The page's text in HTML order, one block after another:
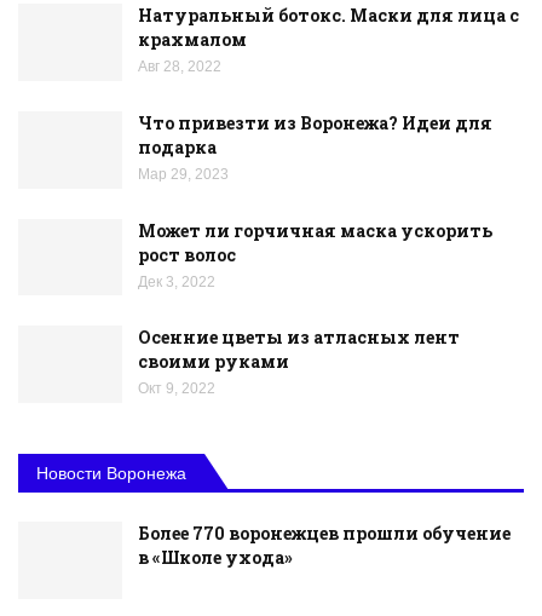
Натуральный ботокс. Маски для лица с
крахмалом
Авг 28, 2022
Что привезти из Воронежа? Идеи для
подарка
Мар 29, 2023
Может ли горчичная маска ускорить
рост волос
Дек 3, 2022
Осенние цветы из атласных лент
своими руками
Окт 9, 2022
Новости Воронежа
Более 770 воронежцев прошли обучение
в «Школе ухода»